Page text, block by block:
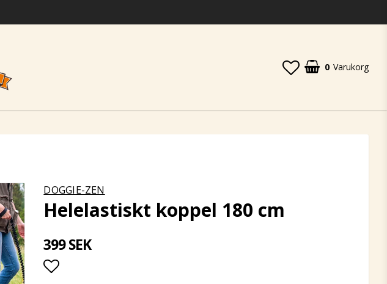
0 Varukorg
DOGGIE-ZEN
Helelastiskt koppel 180 cm
399 SEK